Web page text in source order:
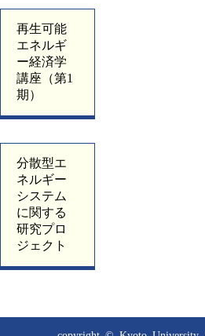
再生可能
エネルギ
ー経済学
講座（第1
期）
分散型エ
ネルギー
システム
に関する
研究プロ
ジェクト